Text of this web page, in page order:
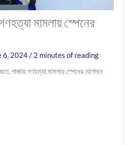
মামলায় স্পেনের
6, 2024/ 2 minutes of reading
গাজায় গণহত্যা মামলায় স্পেনের যোগদান